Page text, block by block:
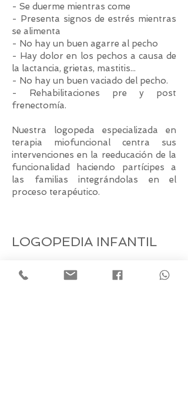
- Se duerme mientras come
- Presenta signos de estrés mientras
se alimenta
- No hay un buen agarre al pecho
- Hay dolor en los pechos a causa de
la lactancia, grietas, mastitis...
- No hay un buen vaciado del pecho.
- Rehabilitaciones pre y post
frenectomía.
Nuestra logopeda especializada en
terapia miofuncional centra sus
intervenciones en la reeducación de la
funcionalidad haciendo partícipes a
las familias integrándolas en el
proceso terapéutico.
LOGOPEDIA INFANTIL
- Deglución disfuncional
- Dificultades en la masticación y